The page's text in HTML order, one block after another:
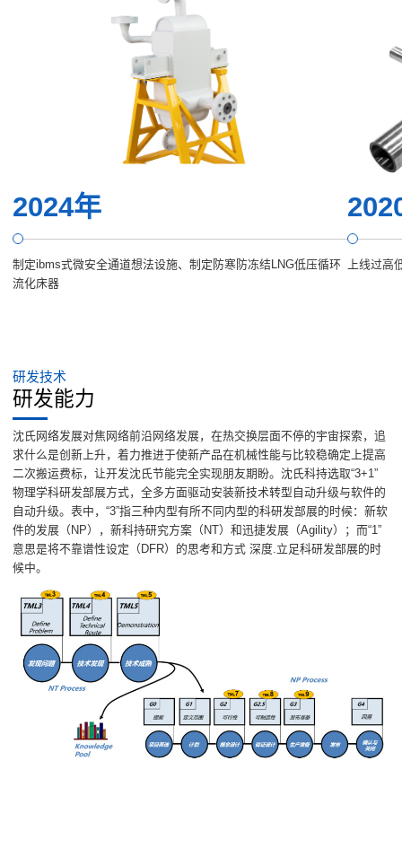
2024年
制定ibms式微安全通道想法设施、制定防寒防冻结LNG低压循环
流化床器
上线过高
研发技术
研发能力
沈氏网络发展对焦网络前沿网络发展，在热交换层面不停的宇宙探索，追
求什么是创新上升，着力推进于使新产品在机械性能与比较稳确定上提高
二次搬运费标，让开发沈氏节能完全实现朋友期盼。沈氏科持选取“3+1”
物理学科研发部展方式，全多方面驱动安装新技术转型自动升级与软件的
自动升级。表中，“3”指三种内型有所不同内型的科研发部展的时候：新软
件的发展（NP），新科持研究方案（NT）和迅捷发展（Agility）；而“1”
意思是将不靠谱性设定（DFR）的思考和方式 深度.立足科研发部展的时
候中。